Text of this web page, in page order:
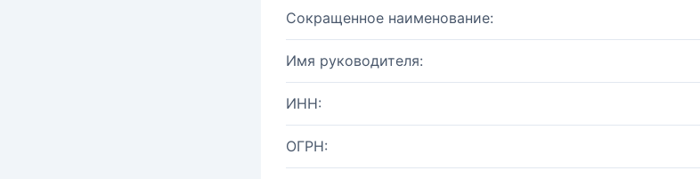
Сокращенное наименование:
Имя руководителя:
ИНН:
ОГРН: